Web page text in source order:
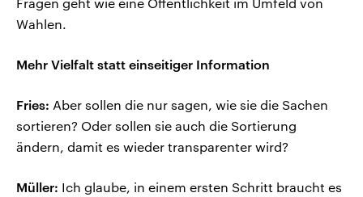
Wahlen.
Mehr Vielfalt statt einseitiger Information
Fries: Aber sollen die nur sagen, wie sie die Sachen
sortieren? Oder sollen sie auch die Sortierung
ändern, damit es wieder transparenter wird?
Müller: Ich glaube, in einem ersten Schritt braucht es